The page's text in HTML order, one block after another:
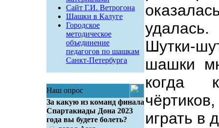
Сайт Г.И. Ветрогона
Шашки в Калуге
Городское
методическое
объединение
педагогов по шашкам
Санкт-Петербурга
Наш опрос
За какую из команд финала
Спартакиады Дона 2023
года вы будете болеть?
удалась.
Шутки-
шашки
когда
играть в